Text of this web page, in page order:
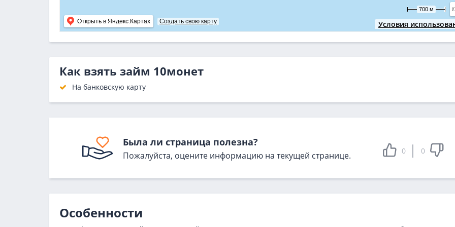
Условия
Открыть в Яндекс.Картах Создать свою карту
700 м
Как взять займ 10монет
На банковскую карту
Была ли страница полезна?
Пожалуйста, оцените информацию на текущей странице. 0 0
Особенности